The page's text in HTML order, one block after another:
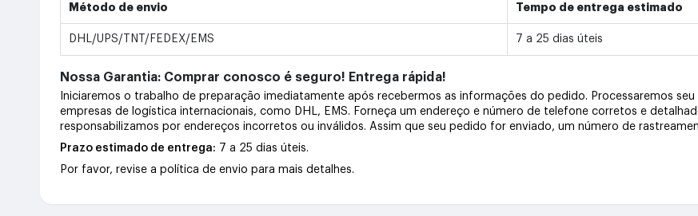
Método de envio Tempo de entrega estimado
DHL/UPS/TNT/FEDEX/EMS 7 a 25 dias úteis
Nossa Garantia: Comprar conosco é seguro! Entrega rápida!
Iniciaremos o trabalho de preparação imediatamente após recebermos as informações do pedido. Processaremos
empresas de logística internacionais, como DHL, EMS. Forneça um endereço e número de telefone corretos e
responsabilizamos por endereços incorretos ou inválidos. Assim que seu pedido for enviado, um número de
Prazo estimado de entrega: 7 a 25 dias úteis.
Por favor, revise a política de envio para mais detalhes.